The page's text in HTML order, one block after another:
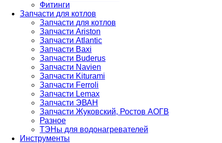
Фитинги
Запчасти для котлов
Запчасти для котлов
Запчасти Ariston
Запчасти Atlantic
Запчасти Baxi
Запчасти Buderus
Запчасти Navien
Запчасти Kiturami
Запчасти Ferroli
Запчасти Lemax
Запчасти ЭВАН
Запчасти Жуковский, Ростов АОГВ
Разное
ТЭНы для водонагревателей
Инструменты